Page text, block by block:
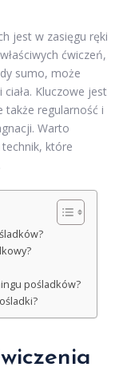
jest w zasięgu ręki
ćwiczeń,
sumo, może
ciała. Kluczowe jest
także regularność i
Warto
które
pośladków?